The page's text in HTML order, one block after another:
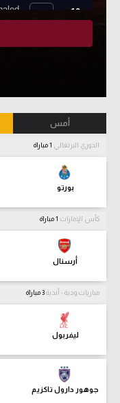
أمس
الدوري البرتغالي
بورتو
كأس الإمارات
أرسنال
مباريات ودية - أندية
ليفربول
جوهور دارول تاكزيم